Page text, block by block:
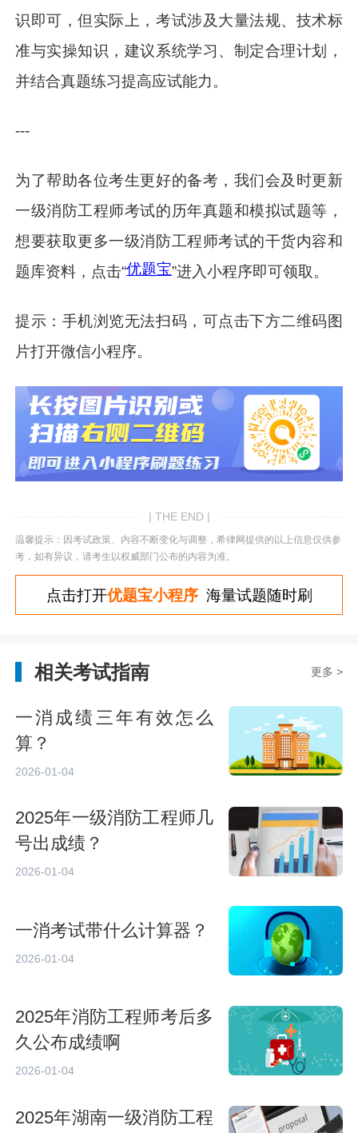
识即可，但实际上，考试涉及大量法规、技术标
准与实操知识，建议系统学习、制定合理计划，
并结合真题练习提高应试能力。
---
为了帮助各位考生更好的备考，我们会及时更新
一级消防工程师考试的历年真题和模拟试题等，
想要获取更多一级消防工程师考试的干货内容和
题库资料，点击“优题宝”进入小程序即可领取。
提示：手机浏览无法扫码，可点击下方二维码图
片打开微信小程序。
| THE END |
温馨提示：因考试政策、内容不断变化与调整，希律网提供的以上信息仅供参
考，如有异议，请考生以权威部门公布的内容为准。
点击打开优题宝小程序海量试题随时刷
相关考试指南 更多 >
一消成绩三年有效怎么
算？
2026-01-04
2025年一级消防工程师几
号出成绩？
2026-01-04
一消考试带什么计算器？
2026-01-04
2025年消防工程师考后多
久公布成绩啊
2026-01-04
2025年湖南一级消防工程